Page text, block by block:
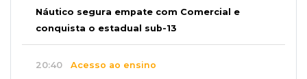
Náutico segura empate com Comercial e
conquista o estadual sub-13
20:40 Acesso ao ensino